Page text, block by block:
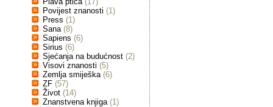
Povijest znanosti (1)
Press (1)
Sana (8)
Sapiens (6)
Sirius (6)
Sjećanja na budućnost (2)
Visovi znanosti (5)
Zemlja smiješka (6)
ZF (57)
Život (14)
Znanstvena knjiga (1)